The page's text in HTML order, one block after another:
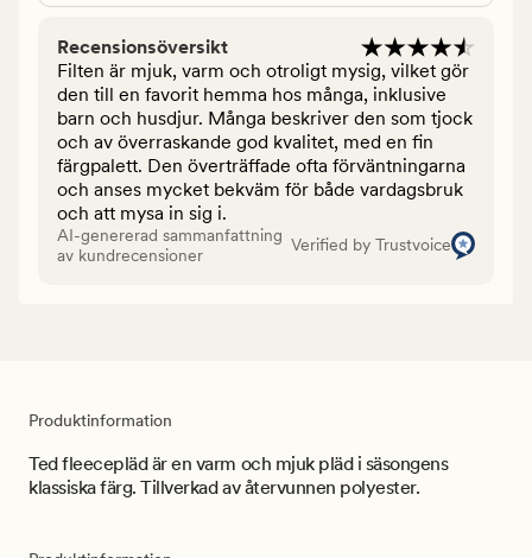
Recensionsöversikt
Filten är mjuk, varm och otroligt mysig, vilket gör
den till en favorit hemma hos många, inklusive
barn och husdjur. Många beskriver den som tjock
och av överraskande god kvalitet, med en fin
färgpalett. Den överträffade ofta förväntningarna
och anses mycket bekväm för både vardagsbruk
och att mysa in sig i.
AI-genererad sammanfattning
av kundrecensioner
Verified by Trustvoice
Produktinformation
Ted fleecepläd är en varm och mjuk pläd i säsongens
klassiska färg. Tillverkad av återvunnen polyester.